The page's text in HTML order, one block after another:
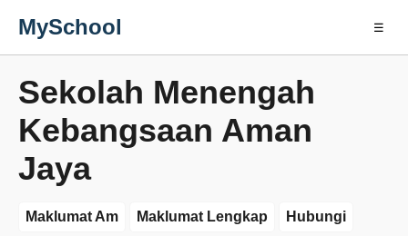
MySchool ☰
Sekolah Menengah
Kebangsaan Aman
Jaya
Maklumat Am Maklumat Lengkap Hubungi